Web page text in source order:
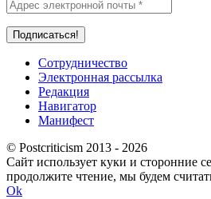
Сотрудничество
Электронная рассылка
Редакция
Навигатор
Манифест
© Postcriticism 2013 - 2026
Сайт использует куки и сторонние
продолжите чтение, мы будем
Ok